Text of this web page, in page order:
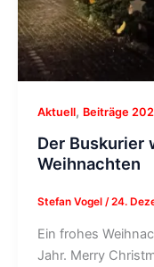
Aktuell, Beiträge
Der Buskurier
Weihnachten
Stefan Vogel /24.
Ein frohes
Jahr. Merry